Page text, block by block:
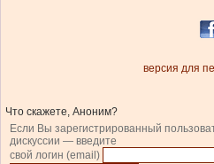
версия для
Что скажете, Аноним?
Если Вы зарегистрированный
дискуссии — введите
свой логин (email)